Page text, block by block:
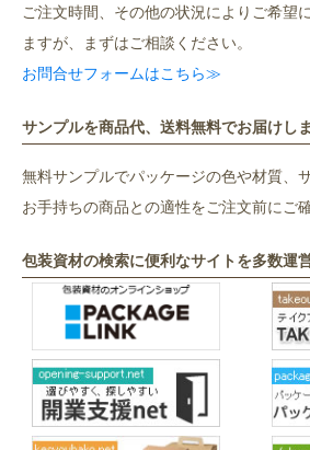
ご注文時間、その他の状況によりご希望
ますが、まずはご相談ください。
お問合せフォームはこちら≫
サンプルを商品代、送料無料でお届けし
無料サンプルでパッケージの色や材質、サ
お手持ちの商品との適性をご注文前にご
包装資材の検索に便利なサイトを多数運